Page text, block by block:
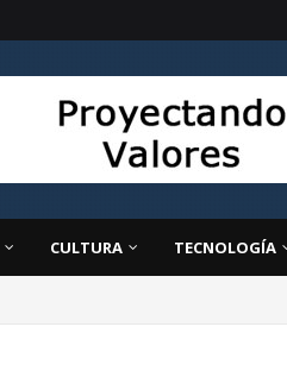
CULTURA TECNOLOGÍA
la educación